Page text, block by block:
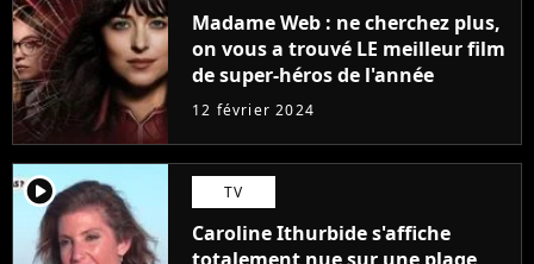
Madame Web : ne cherchez plus,
on vous a trouvé LE meilleur film
de super-héros de l'année
12 février 2024
player2 TV
Caroline Ithurbide s'affiche
totalement nue sur une plage